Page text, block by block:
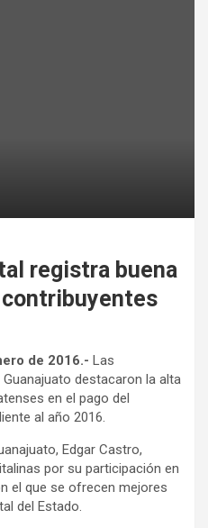
registra buena
de 2016.- Las
destacaron la alta
en el pago del
al año 2016.
Edgar Castro,
por su participación en
el que se ofrecen mejores
del Estado.